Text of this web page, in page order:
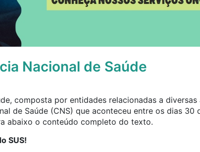
Nacional de Saúde
composta por entidades relacionadas a diversas
de Saúde (CNS) que aconteceu entre os dias 30
abaixo o conteúdo completo do texto.
SUS!